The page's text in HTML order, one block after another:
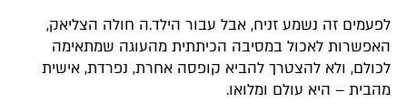
לפעמים זה נשמע זניח, אבל עבור הילד.ה חולה הצליאק,
האפשרות לאכול במסיבה הכיתתית מהעוגה שמתאימה
לכולם, ולא להצטרך להביא קופסה אחרת, נפרדת, אישית
מהבית – היא עולם ומלואו.